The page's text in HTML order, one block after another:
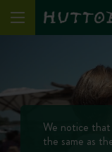
We notice that
the same as